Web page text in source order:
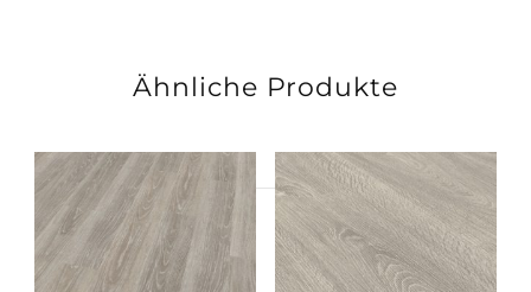
Ähnliche Produkte
Suchen
nach: